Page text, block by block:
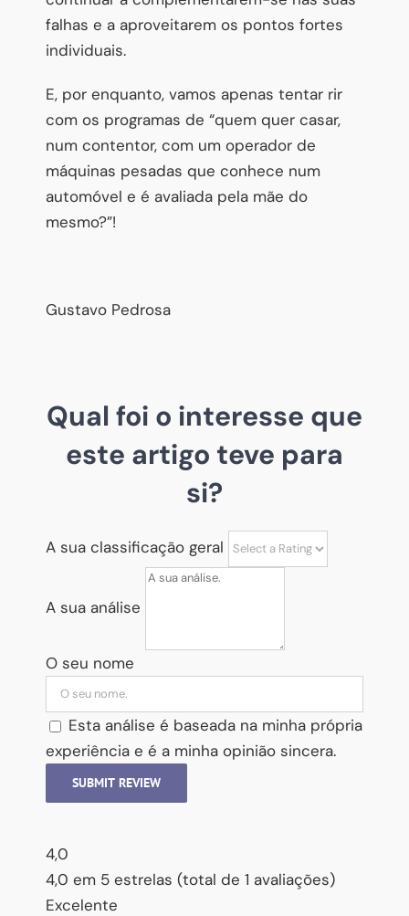
falhas e a aproveitarem os pontos fortes
individuais.
E, por enquanto, vamos apenas tentar rir
com os programas de “quem quer casar,
num contentor, com um operador de
máquinas pesadas que conhece num
automóvel e é avaliada pela mãe do
mesmo?”!
Gustavo Pedrosa
Qual foi o interesse que
este artigo teve para
si?
A sua classificação geral
A sua análise
O seu nome
Esta análise é baseada na minha própria
experiência e é a minha opinião sincera.
SUBMIT REVIEW
4,0
4,0 em 5 estrelas (total de 1 avaliações)
Excelente